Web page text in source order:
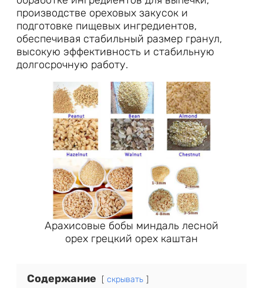
производстве ореховых закусок и
подготовке пищевых ингредиентов,
обеспечивая стабильный размер гранул,
высокую эффективность и стабильную
долгосрочную работу.
Арахисовые бобы миндаль лесной
орех грецкий орех каштан
Содержание скрывать